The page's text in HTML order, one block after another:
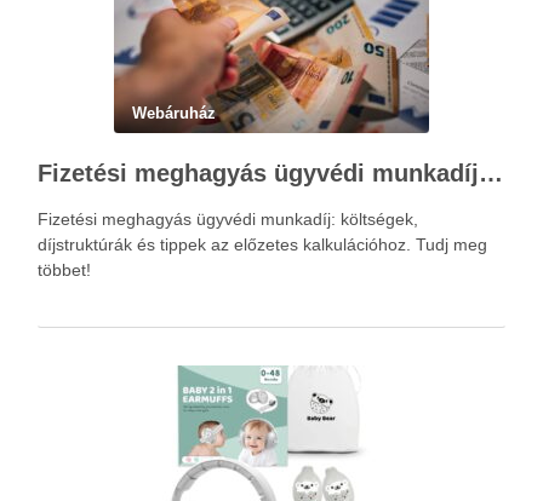
Webáruház
Fizetési meghagyás ügyvédi munkadíja: teljes költségvetési útmutató
Fizetési meghagyás ügyvédi munkadíj: költségek,
díjstruktúrák és tippek az előzetes kalkulációhoz. Tudj meg
többet!